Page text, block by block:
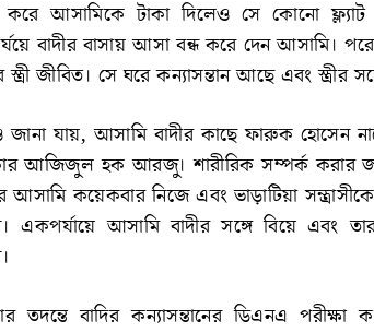
করে আসামিকে টাকা দিলেও সে কোনো ফ্ল্যাট
বাদীর বাসায় আসা বন্ধ করে দেন আসামি।
স্ত্রী জীবিত। সে ঘরে কন্যাসন্তান আছে এবং স্ত্রীর
যায়, আসামি বাদীর কাছে ফারুক হোসেন
আজিজুল হক আরজু। শারীরিক সম্পর্ক করার
কয়েকবার নিজে এবং ভাড়াটিয়া
একপর্যায়ে আসামি বাদীর সঙ্গে বিয়ে এবং
তদন্তে বাদির কন্যাসন্তানের ডিএনএ পরীক্ষা